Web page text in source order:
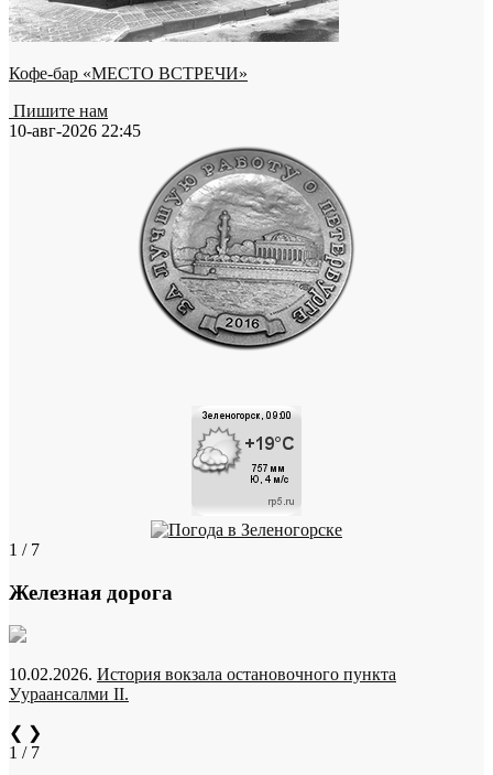
Кофе-бар «МЕСТО ВСТРЕЧИ»
Пишите нам
10-авг-2026 22:45
1 / 7
Железная дорога
10.02.2026. История вокзала остановочного пункта
Уураансалми II.
❮ ❯
1 / 7